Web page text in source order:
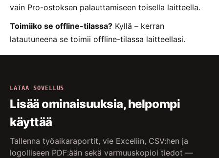
vain Pro-ostoksen palauttamiseen toisella laitteella.
Toimiiko se offline-tilassa? Kyllä – kerran
latautuneena se toimii offline-tilassa laitteellasi.
LATAA SOVELLUS
Lisää ominaisuuksia, helpompi
käyttää
Tallenna työaikaraportit, vie Exceliin, CSV:hen ja
logolliseen PDF:ään sekä varmuuskopioi tiedot —